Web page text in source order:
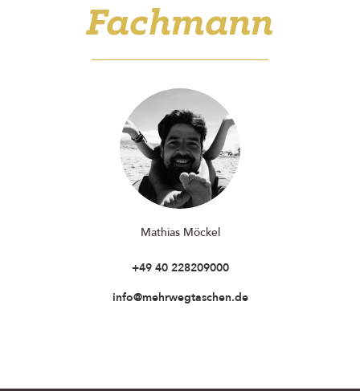
Fachmann
Mathias Möckel
+49 40 228209000
info@mehrwegtaschen.de